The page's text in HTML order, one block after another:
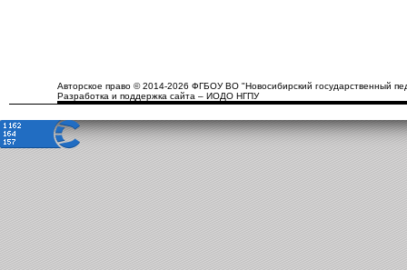
Авторское право © 2014-2026 ФГБОУ ВО "Новосибирский государственный
Разработка и поддержка сайта – ИОДО НГПУ